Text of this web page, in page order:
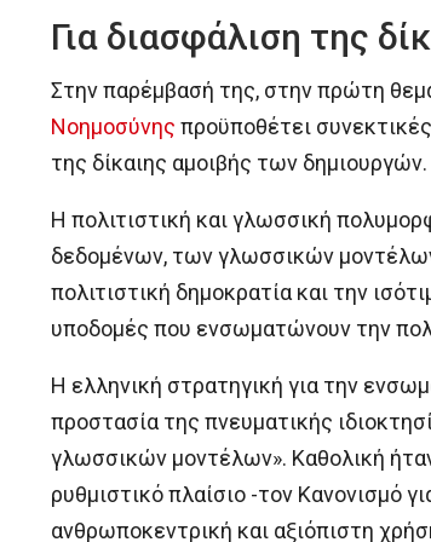
Για διασφάλιση της
Στην παρέμβασή της, στην πρώτη
Νοημοσύνης προϋποθέτει
της δίκαιης αμοιβής των δημιουργών.
Η πολιτιστική και γλωσσική
δεδομένων, των γλωσσικών
πολιτιστική δημοκρατία και την
υποδομές που ενσωματώνουν την
Η ελληνική στρατηγική για την
προστασία της πνευματικής
γλωσσικών μοντέλων». Καθολική
ρυθμιστικό πλαίσιο -τον Κανονισμό
ανθρωποκεντρική και αξιόπιστη